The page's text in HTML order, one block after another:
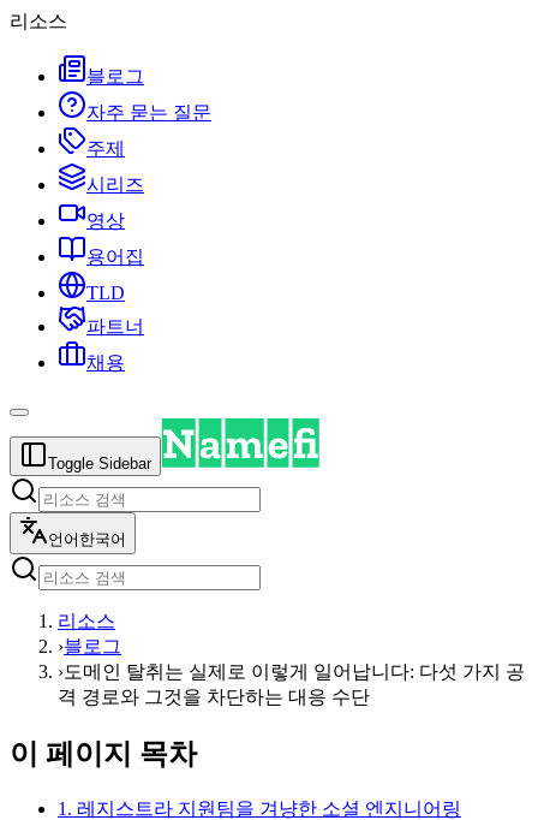
리소스
블로그
자주 묻는 질문
주제
시리즈
영상
용어집
TLD
파트너
채용
Toggle Sidebar
언어 한국어
리소스
›블로그
›도메인 탈취는 실제로 이렇게 일어납니다: 다섯 가지 공
격 경로와 그것을 차단하는 대응 수단
이 페이지 목차
1. 레지스트라 지원팀을 겨냥한 소셜 엔지니어링